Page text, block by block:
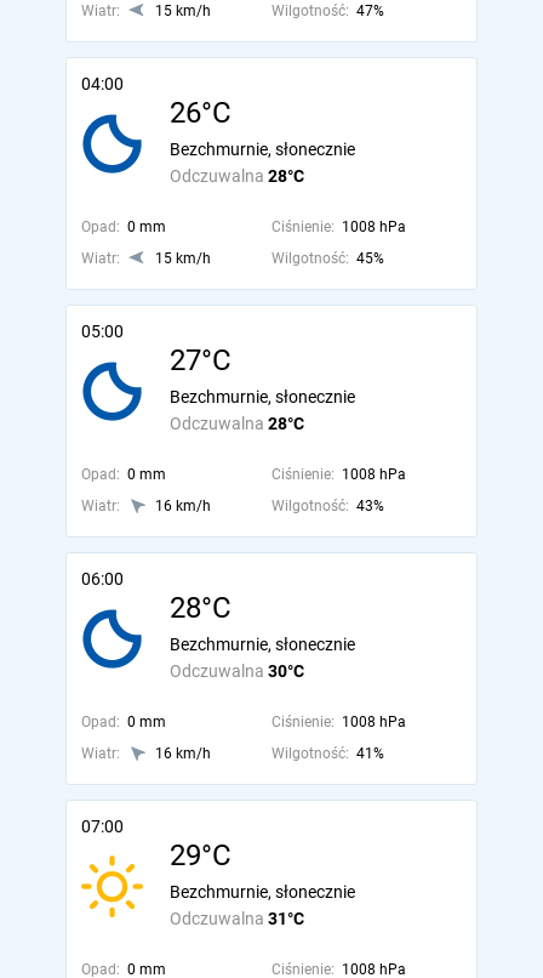
Wiatr:
15 km/h Wilgotność: 47%
04:00
26°C
Odczuwalna 28°C
Bezchmurnie, słonecznie
Opad: 0 mm Ciśnienie: 1008 hPa
Wiatr:
15 km/h Wilgotność: 45%
05:00
27°C
Odczuwalna 28°C
Bezchmurnie, słonecznie
Opad: 0 mm Ciśnienie: 1008 hPa
Wiatr:
16 km/h Wilgotność: 43%
06:00
28°C
Odczuwalna 30°C
Bezchmurnie, słonecznie
Opad: 0 mm Ciśnienie: 1008 hPa
Wiatr:
16 km/h Wilgotność: 41%
07:00
29°C
Odczuwalna 31°C
Bezchmurnie, słonecznie
Opad: 0 mm Ciśnienie: 1008 hPa